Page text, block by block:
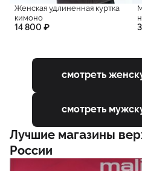
Женская удлиненная куртка
кимоно
14 800 ₽
смотреть
смотреть
Лучшие магазины
России